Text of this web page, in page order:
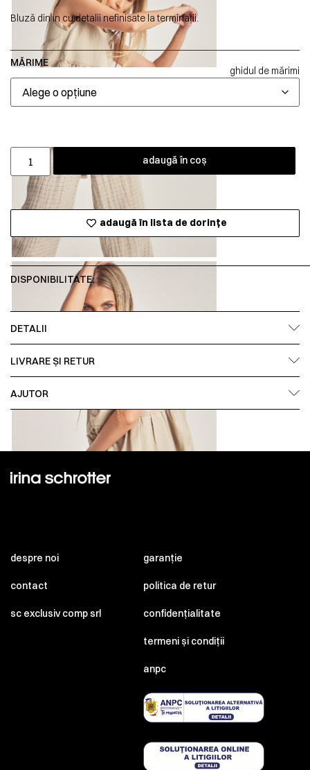
Bluză din in cu detalii nefinisate la terminații.
MĂRIME
ghidul de mărimi
adaugă în coș
adaugă în lista de dorințe
DISPONIBILITATE:
DETALII
LIVRARE ȘI RETUR
AJUTOR
despre noi
contact
sc exclusiv comp srl
garanție
politica de retur
confidențialitate
termeni și condiții
anpc